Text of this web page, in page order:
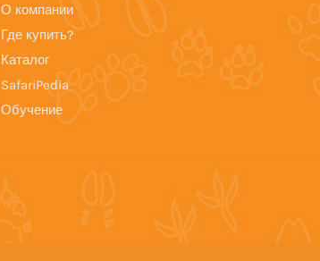
О компании
Где купить?
Каталог
SafariPedia
Обучение